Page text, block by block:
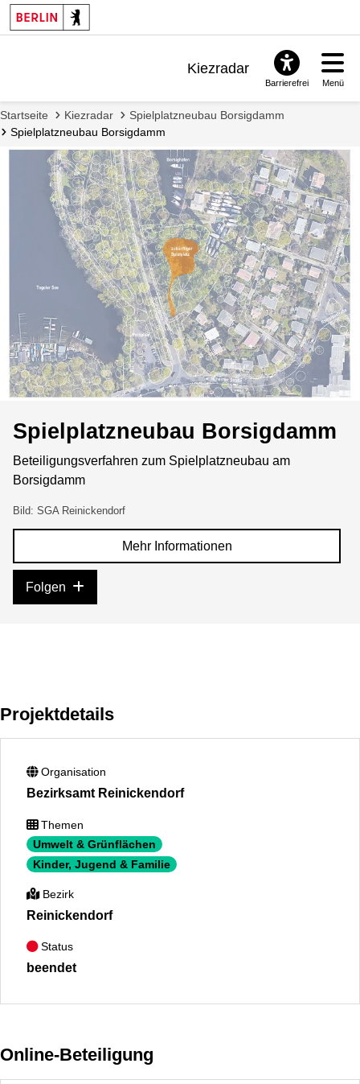
Kiezradar
FAQ & Support
Barrierefrei Menü
Startseite Kiezradar
Spielplatzneubau Borsigdamm
Spielplatzneubau Borsigdamm
Spielplatzneubau Borsigdamm
Beteiligungsverfahren zum Spielplatzneubau am
Borsigdamm
Bild: SGA Reinickendorf
Mehr Informationen
Folgen
Projektdetails
Organisation
Bezirksamt Reinickendorf
Themen
Umwelt & Grünflächen
Kinder, Jugend & Familie
Bezirk
Reinickendorf
Status
beendet
Online-Beteiligung